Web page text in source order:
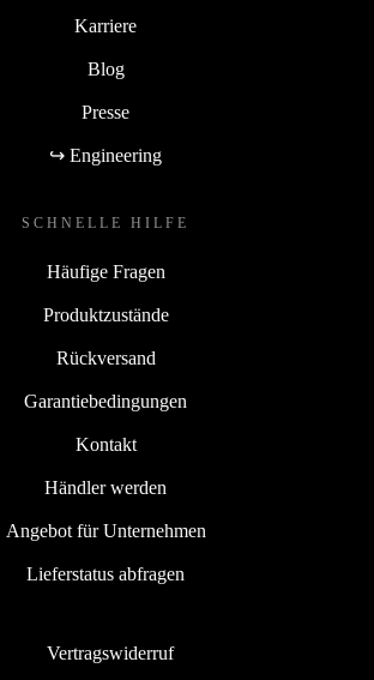
Karriere
Blog
Presse
↪ Engineering
SCHNELLE HILFE
Häufige Fragen
Produktzustände
Rückversand
Garantiebedingungen
Kontakt
Händler werden
Angebot für Unternehmen
Lieferstatus abfragen
Vertragswiderruf